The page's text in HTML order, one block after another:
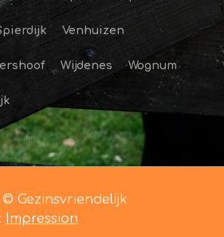
Venhuizen
Wijdenes Wognum
Gezinsvriendelijk
Impression